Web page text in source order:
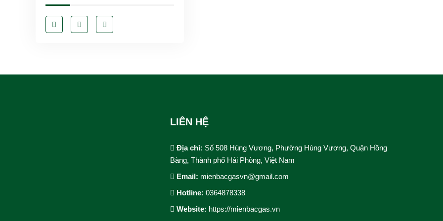
LIÊN HỆ
Địa chỉ: Số 508 Hùng Vương, Phường Hùng Vương, Quận Hồng
Bàng, Thành phố Hải Phòng, Việt Nam
Email: mienbacgasvn@gmail.com
Hotline: 0364878338
Website: https://mienbacgas.vn